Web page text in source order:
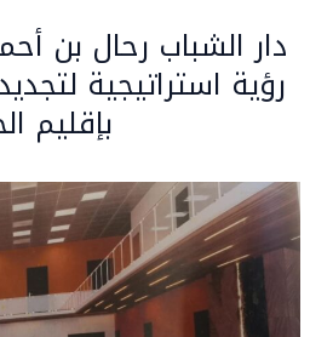
دار الشباب رحال بن
رؤية استراتيجية
بإقليم